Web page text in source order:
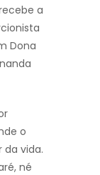
a
Dona
o
da vida.
né